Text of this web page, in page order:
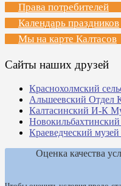
Права потребителей
Календарь праздников
Мы на карте Калтасов
Сайты наших друзей
Краснохолмский
Альшеевский Отдел
Калтасинский И-К
Новокильбахтинский
Краеведческий
Оценка качества